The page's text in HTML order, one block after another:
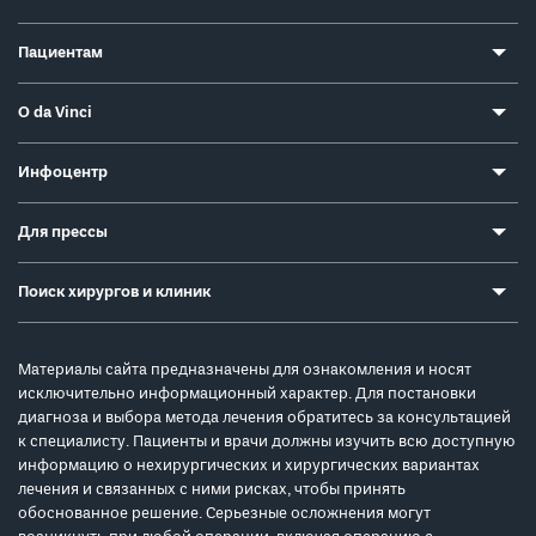
Пациентам
О da Vinci
Инфоцентр
Для прессы
Поиск хирургов и клиник
Материалы сайта предназначены для ознакомления и носят
исключительно информационный характер. Для постановки
диагноза и выбора метода лечения обратитесь за консультацией
к специалисту. Пациенты и врачи должны изучить всю доступную
информацию о нехирургических и хирургических вариантах
лечения и связанных с ними рисках, чтобы принять
обоснованное решение. Серьезные осложнения могут